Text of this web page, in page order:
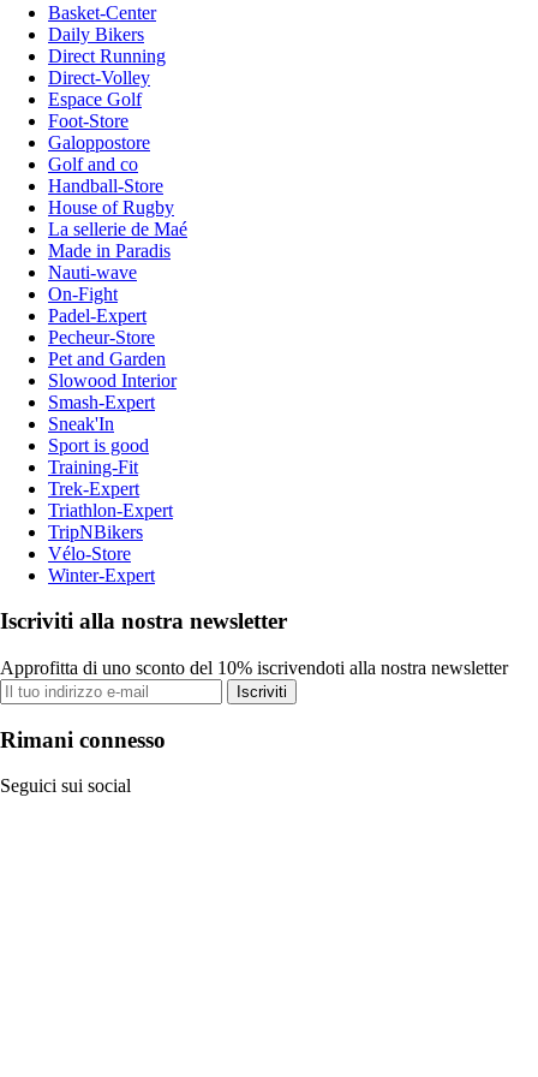
Basket-Center
Daily Bikers
Direct Running
Direct-Volley
Espace Golf
Foot-Store
Galoppostore
Golf and co
Handball-Store
House of Rugby
La sellerie de Maé
Made in Paradis
Nauti-wave
On-Fight
Padel-Expert
Pecheur-Store
Pet and Garden
Slowood Interior
Smash-Expert
Sneak'In
Sport is good
Training-Fit
Trek-Expert
Triathlon-Expert
TripNBikers
Vélo-Store
Winter-Expert
Iscriviti alla nostra newsletter
Approfitta di uno sconto del 10% iscrivendoti alla nostra newsletter
Iscriviti
Rimani connesso
Seguici sui social